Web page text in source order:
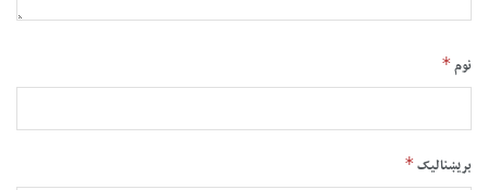
نوم*
بریښنالیک*